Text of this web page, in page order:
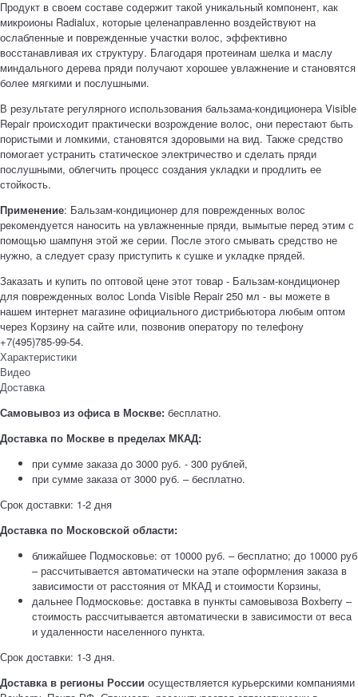
Продукт в своем составе содержит такой уникальный компонент, как
микроионы Radialux, которые целенаправленно воздействуют на
ослабленные и поврежденные участки волос, эффективно
восстанавливая их структуру. Благодаря протеинам шелка и маслу
миндального дерева пряди получают хорошее увлажнение и становятся
более мягкими и послушными.
В результате регулярного использования бальзама-кондиционера Visible
Repair происходит практически возрождение волос, они перестают быть
пористыми и ломкими, становятся здоровыми на вид. Также средство
помогает устранить статическое электричество и сделать пряди
послушными, облегчить процесс создания укладки и продлить ее
стойкость.
Применение: Бальзам-кондиционер для поврежденных волос
рекомендуется наносить на увлажненные пряди, вымытые перед этим с
помощью шампуня этой же серии. После этого смывать средство не
нужно, а следует сразу приступить к сушке и укладке прядей.
Заказать и купить по оптовой цене этот товар - Бальзам-кондиционер
для поврежденных волос Londa Visible Repair 250 мл - вы можете в
нашем интернет магазине официального дистрибьютора любым оптом
через Корзину на сайте или, позвонив оператору по телефону
+7(495)785-99-54.
Характеристики
Видео
Доставка
Самовывоз из офиса в Москве: бесплатно.
Доставка по Москве в пределах МКАД:
при сумме заказа до 3000 руб. - 300 рублей,
при сумме заказа от 3000 руб. – бесплатно.
Срок доставки: 1-2 дня
Доставка по Московской области:
ближайшее Подмосковье: от 10000 руб. – бесплатно; до 10000 руб
– рассчитывается автоматически на этапе оформления заказа в
зависимости от расстояния от МКАД и стоимости Корзины,
дальнее Подмосковье: доставка в пункты самовывоза Boxberry –
стоимость рассчитывается автоматически в зависимости от веса
и удаленности населенного пункта.
Срок доставки: 1-3 дня.
Доставка в регионы России осуществляется курьерскими компаниями